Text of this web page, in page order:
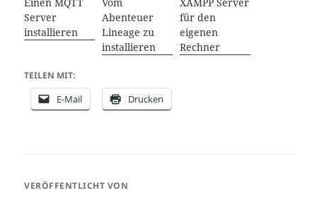
Server
installieren
Abenteuer
Lineage zu
installieren
für den
eigenen
Rechner
TEILEN MIT:
E-Mail Drucken
VERÖFFENTLICHT VON